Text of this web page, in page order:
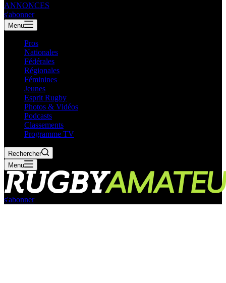
ANNONCES
s'abonner
Menu
Pros
Nationales
Fédérales
Régionales
Féminines
Jeunes
Esprit Rugby
Photos & Vidéos
Podcasts
Classements
Programme TV
Rechercher
Menu
s'abonner